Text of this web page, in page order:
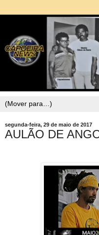
segunda-feira, 29 de maio de 2017
AULÃO DE